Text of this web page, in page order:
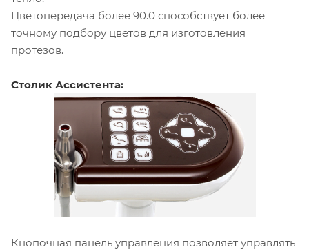
Цветопередача более 90.0 способствует более
точному подбору цветов для изготовления
протезов.
Столик Ассистента:
Кнопочная панель управления позволяет управлять